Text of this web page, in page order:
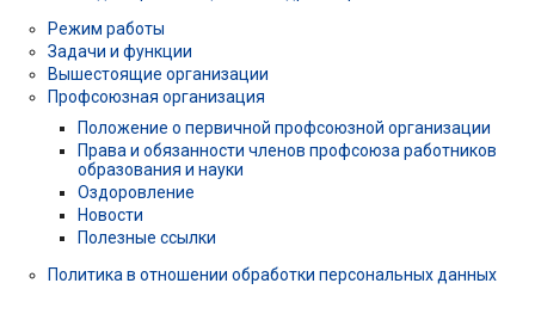
Режим работы
Задачи и функции
Вышестоящие организации
Профсоюзная организация
Положение о первичной профсоюзной организации
Права и обязанности членов профсоюза работников
образования и науки
Оздоровление
Новости
Полезные ссылки
Политика в отношении обработки персональных данных